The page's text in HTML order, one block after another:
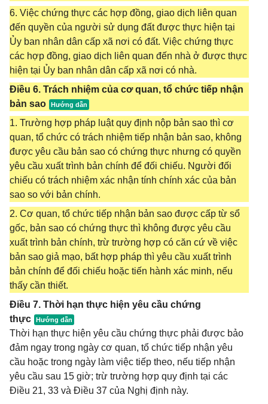
6. Việc chứng thực các hợp đồng, giao dịch liên quan
đến quyền của người sử dụng đất được thực hiện tại
Ủy ban nhân dân cấp xã nơi có đất. Việc chứng thực
các hợp đồng, giao dịch liên quan đến nhà ở được thực
hiện tại Ủy ban nhân dân cấp xã nơi có nhà.
Điều 6. Trách nhiệm của cơ quan, tổ chức tiếp nhận
bản sao
1. Trường hợp pháp luật quy định nộp bản sao thì cơ
quan, tổ chức có trách nhiệm tiếp nhận bản sao, không
được yêu cầu bản sao có chứng thực nhưng có quyền
yêu cầu xuất trình bản chính để đối chiếu. Người đối
chiếu có trách nhiệm xác nhận tính chính xác của bản
sao so với bản chính.
2. Cơ quan, tổ chức tiếp nhận bản sao được cấp từ sổ
gốc, bản sao có chứng thực thì không được yêu cầu
xuất trình bản chính, trừ trường hợp có căn cứ về việc
bản sao giả mạo, bất hợp pháp thì yêu cầu xuất trình
bản chính để đối chiếu hoặc tiến hành xác minh, nếu
thấy cần thiết.
Điều 7. Thời hạn thực hiện yêu cầu chứng
thực
Thời hạn thực hiện yêu cầu chứng thực phải được bảo
đảm ngay trong ngày cơ quan, tổ chức tiếp nhận yêu
cầu hoặc trong ngày làm việc tiếp theo, nếu tiếp nhận
yêu cầu sau 15 giờ; trừ trường hợp quy định tại các
Điều 21, 33 và Điều 37 của Nghị định này.